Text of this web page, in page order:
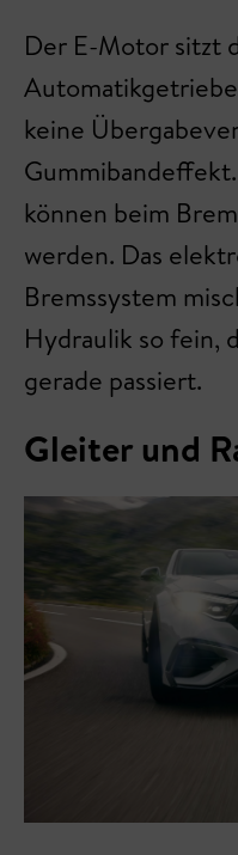
Der E-Motor sitzt
keine
können beim
werden. Das
Bremssystem
Hydraulik so fein,
gerade passiert.
Gleiter und